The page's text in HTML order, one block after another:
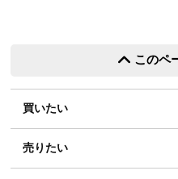
このペ
買いたい
売りたい